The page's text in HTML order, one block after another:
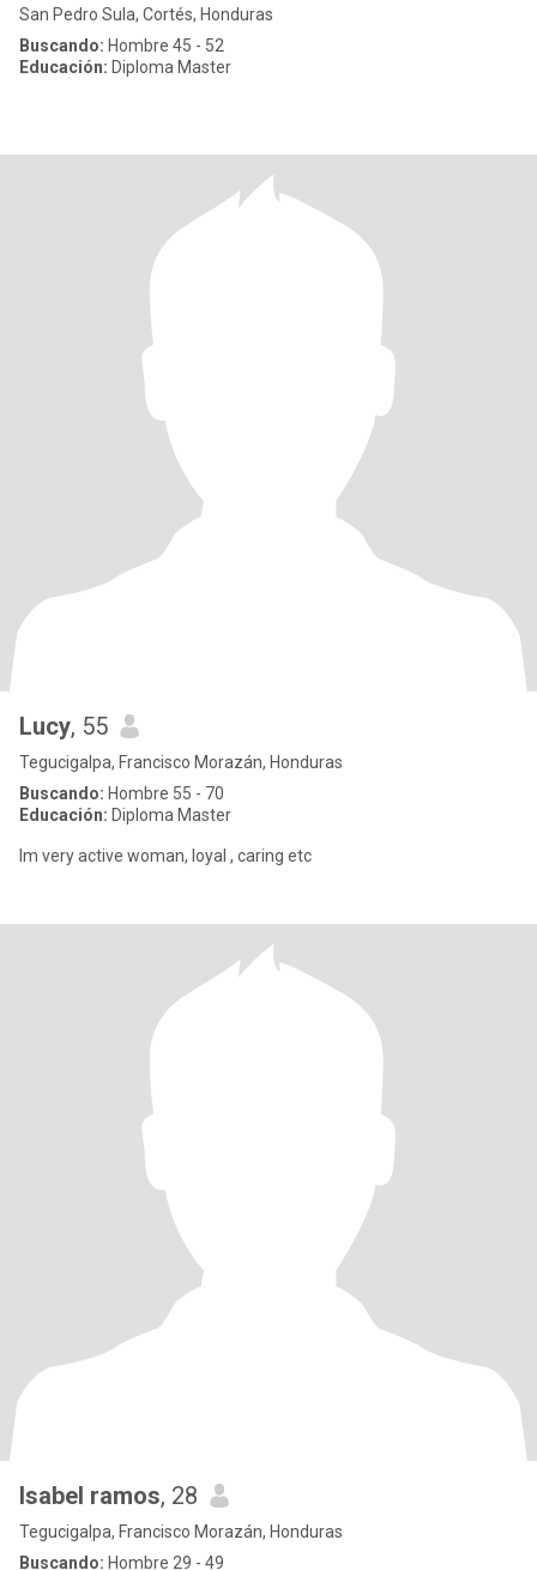
San Pedro Sula, Cortés, Honduras
Buscando: Hombre 45 - 52
Educación: Diploma Master
Lucy, 55
Tegucigalpa, Francisco Morazán, Honduras
Buscando: Hombre 55 - 70
Educación: Diploma Master
Im very active woman, loyal , caring etc
Isabel ramos, 28
Tegucigalpa, Francisco Morazán, Honduras
Buscando: Hombre 29 - 49